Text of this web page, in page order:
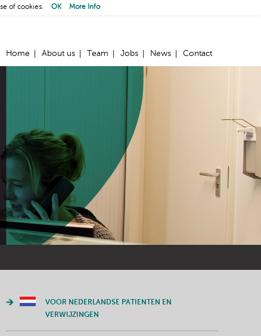
Home About us Team Jobs News Contact
VOOR NEDERLANDSE PATIENTEN EN
VERWIJZINGEN
of cookies. OK More Info